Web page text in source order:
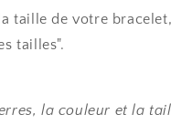
taille de votre
tailles".
la couleur et la